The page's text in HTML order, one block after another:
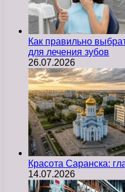
Как правильно
для лечения зубов
26.07.2026
Красота Саранска:
14.07.2026